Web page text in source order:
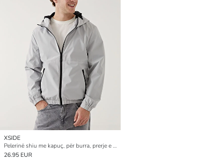
XSIDE
Pelerinë shiu me kapuç, për burra, prerje e rregullt
26.95 EUR